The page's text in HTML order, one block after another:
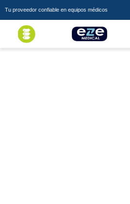
Tu proveedor confiable en equipos médicos